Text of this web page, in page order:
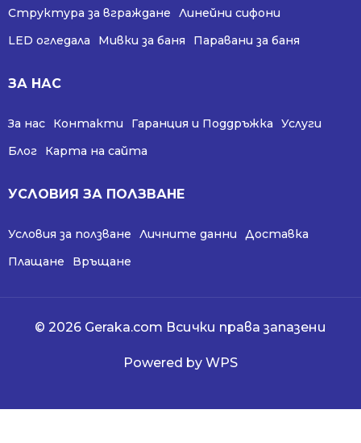
Структура за вграждане
Линейни сифони
LED огледала
Мивки за баня Паравани за баня
ЗА НАС
За нас Контакти Гаранция и Поддръжка
Услуги
Блог
Карта на сайта
УСЛОВИЯ ЗА ПОЛЗВАНЕ
Условия за ползване Личните данни
Доставка
Плащане
Връщане
© 2026 Geraka.com Всички права запазени
Powered by WPS